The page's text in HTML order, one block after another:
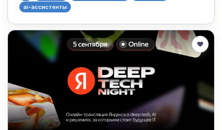
ai-ассистенты